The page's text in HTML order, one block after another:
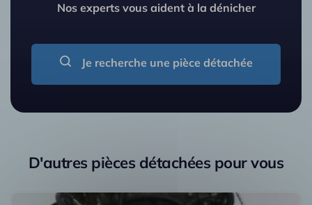
Nos experts vous aident à la dénicher
Je recherche une pièce détachée
D'autres pièces détachées pour vous